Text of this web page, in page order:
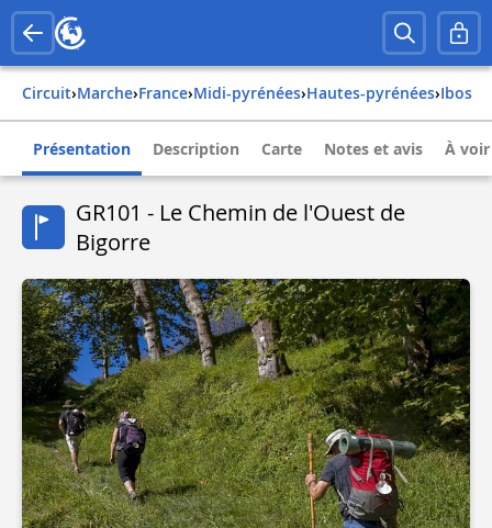
Circuit› Marche› france› midi-pyrénées› hautes-pyrénées› ibos
Présentation Description Carte Notes et avis À
GR101 - Le Chemin de l'Ouest de
Bigorre